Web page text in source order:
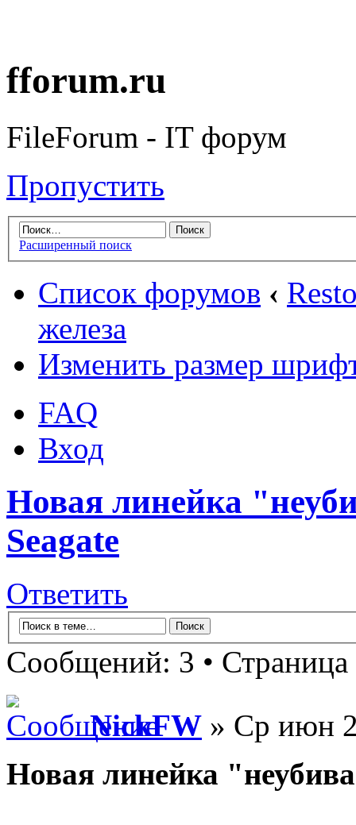
fforum.ru
FileForum - IT форум
Пропустить
Расширенный поиск
Список форумов ‹
железа
Изменить размер
FAQ
Вход
Новая линейка
Seagate
Ответить
Сообщений: 3 • Страница
NickFW » Ср июн
Новая линейка